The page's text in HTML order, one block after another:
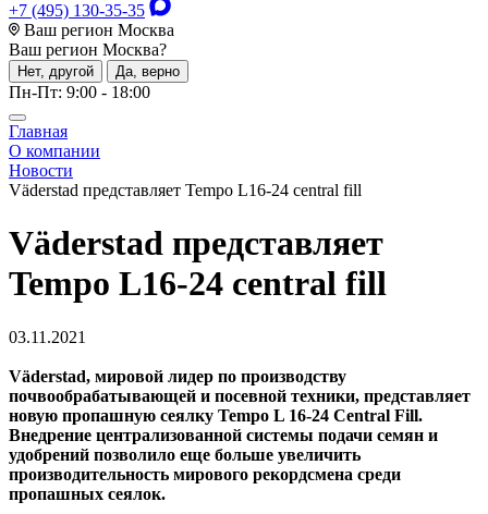
+7 (495) 130-35-35
Ваш регион Москва
Ваш регион Москва?
Нет, другой Да, верно
Пн-Пт: 9:00 - 18:00
Главная
О компании
Новости
Väderstad представляет Tempo L16-24 central fill
Väderstad представляет
Tempo L16-24 central fill
03.11.2021
Väderstad, мировой лидер по производству
почвообрабатывающей и посевной техники, представляет
новую пропашную сеялку Tempo L 16-24 Central Fill.
Внедрение централизованной системы подачи семян и
удобрений позволило еще больше увеличить
производительность мирового рекордсмена среди
пропашных сеялок.